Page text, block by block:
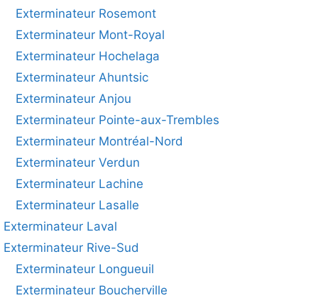
Exterminateur Rosemont
Exterminateur Mont-Royal
Exterminateur Hochelaga
Exterminateur Ahuntsic
Exterminateur Anjou
Exterminateur Pointe-aux-Trembles
Exterminateur Montréal-Nord
Exterminateur Verdun
Exterminateur Lachine
Exterminateur Lasalle
Exterminateur Laval
Exterminateur Rive-Sud
Exterminateur Longueuil
Exterminateur Boucherville